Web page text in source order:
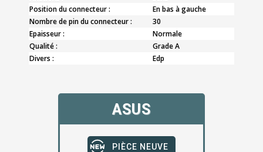
Position du connecteur :
En bas à gauche
Nombre de pin du connecteur :
30
Epaisseur :
Normale
Qualité :
Grade A
Divers :
Edp
ASUS
PIÈCE NEUVE